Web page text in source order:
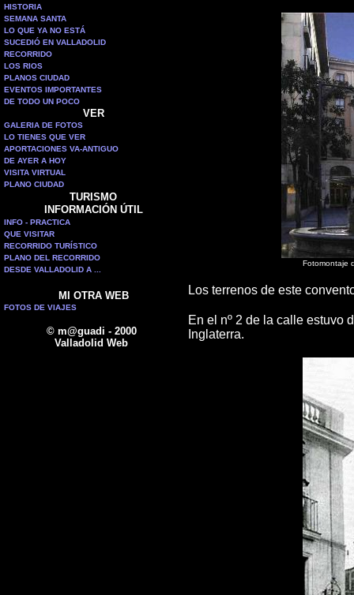
HISTORIA
SEMANA SANTA
LO QUE YA NO ESTÁ
SUCEDIÓ EN VALLADOLID
RECORRIDO
LOS RIOS
PLANOS CIUDAD
EVENTOS IMPORTANTES
DE TODO UN POCO
VER
GALERIA DE FOTOS
LO TIENES QUE VER
APORTACIONES VA-ANTIGUO
DE AYER A HOY
VISITA VIRTUAL
PLANO CIUDAD
TURISMO
INFORMACIÓN ÚTIL
INFO - PRACTICA
QUE VISITAR
RECORRIDO TURÍSTICO
PLANO DEL RECORRIDO
DESDE VALLADOLID A ...
MI OTRA WEB
FOTOS DE VIAJES
© m@guadi - 2000
Valladolid Web
Fotomontaje
Los terrenos de este
En el nº 2 de la calle estuvo
Inglaterra.